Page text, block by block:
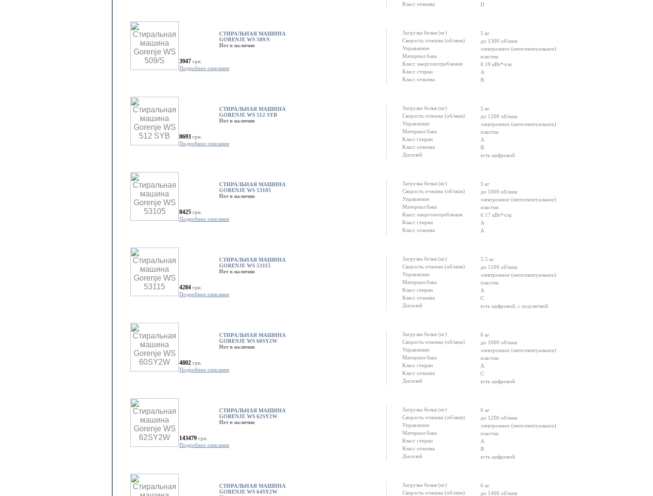
Класс отжима
D
СТИРАЛЬНАЯ МАШИНА
GORENJE WS 509/S
Нет в наличии
Загрузка белья (кг)
5 кг
Скорость отжима (об/мин)
до 1300 об/мин
Управление
электронное (интеллектуальное)
Материал бака
пластик
Класс энергопотребления
0.19 кВт*ч/кг
Класс стирки
A
Класс отжима
B
3947 грн.
Подробное описание
СТИРАЛЬНАЯ МАШИНА
GORENJE WS 512 SYB
Нет в наличии
Загрузка белья (кг)
5 кг
Скорость отжима (об/мин)
до 1200 об/мин
Управление
электронное (интеллектуальное)
Материал бака
пластик
Класс стирки
A
Класс отжима
B
Дисплей
есть цифровой
8693 грн.
Подробное описание
СТИРАЛЬНАЯ МАШИНА
GORENJE WS 53105
Нет в наличии
Загрузка белья (кг)
5 кг
Скорость отжима (об/мин)
до 1000 об/мин
Управление
электронное (интеллектуальное)
Материал бака
пластик
Класс энергопотребления
0.17 кВт*ч/кг
Класс стирки
A
Класс отжима
A
8425 грн.
Подробное описание
СТИРАЛЬНАЯ МАШИНА
GORENJE WS 53115
Нет в наличии
Загрузка белья (кг)
5.5 кг
Скорость отжима (об/мин)
до 1100 об/мин
Управление
электронное (интеллектуальное)
Материал бака
пластик
Класс стирки
A
Класс отжима
C
Дисплей
есть цифровой, с подсветкой
4284 грн.
Подробное описание
СТИРАЛЬНАЯ МАШИНА
GORENJE WS 60SY2W
Нет в наличии
Загрузка белья (кг)
6 кг
Скорость отжима (об/мин)
до 1000 об/мин
Управление
электронное (интеллектуальное)
Материал бака
пластик
Класс стирки
A
Класс отжима
C
Дисплей
есть цифровой
4802 грн.
Подробное описание
СТИРАЛЬНАЯ МАШИНА
GORENJE WS 62SY2W
Нет в наличии
Загрузка белья (кг)
6 кг
Скорость отжима (об/мин)
до 1200 об/мин
Управление
электронное (интеллектуальное)
Материал бака
пластик
Класс стирки
A
Класс отжима
B
Дисплей
есть цифровой
143479 грн.
Подробное описание
СТИРАЛЬНАЯ МАШИНА
GORENJE WS 64SY2W
Загрузка белья (кг)
6 кг
Скорость отжима (об/мин)
до 1400 об/мин